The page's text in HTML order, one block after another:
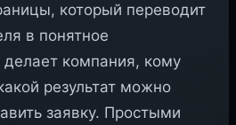
который переводит
в понятное
компания, кому
результат можно
заявку. Простыми